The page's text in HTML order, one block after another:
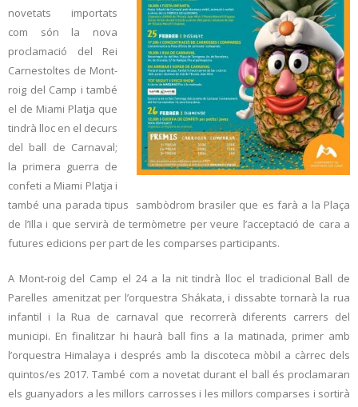
novetats importats
com són la nova
proclamació del Rei
Carnestoltes de Mont-
roig del Camp i també
el de Miami Platja que
tindrà lloc en el decurs
del ball de Carnaval;
la primera guerra de
confeti a Miami Platja i
també una parada tipus sambòdrom brasiler que es farà a la Plaça
de l’Illa i que servirà de termòmetre per veure l’acceptació de cara a
futures edicions per part de les comparses participants.
A Mont-roig del Camp el 24 a la nit tindrà lloc el tradicional Ball de
Parelles amenitzat per l’orquestra Shákata, i dissabte tornarà la rua
infantil i la Rua de carnaval que recorrerà diferents carrers del
municipi. En finalitzar hi haurà ball fins a la matinada, primer amb
l’orquestra Himalaya i després amb la discoteca mòbil a càrrec dels
quintos/es 2017. També com a novetat durant el ball és proclamaran
els guanyadors a les millors carrosses i les millors comparses i sortirà